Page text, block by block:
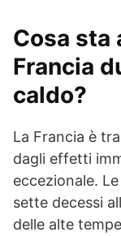
Cosa sta
Francia
caldo?
La Francia è
dagli effetti
eccezionale.
sette decessi
delle alte